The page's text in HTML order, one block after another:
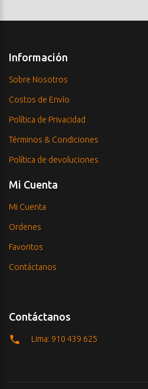
Información
Sobre Nosotros
Costos de Envío
Política de Privacidad
Términos & Condiciones
Política de devoluciones
Mi Cuenta
Mi Cuenta
Ordenes
Favoritos
Contáctanos
Contáctanos
Lima: 910 439 625